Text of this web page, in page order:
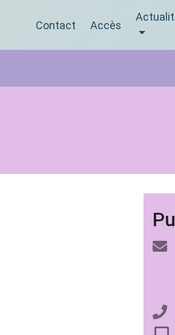
Contact Accès